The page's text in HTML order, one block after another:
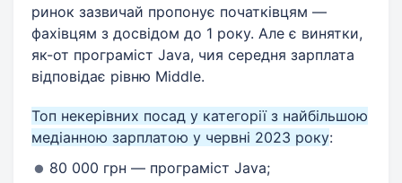
ринок зазвичай пропонує початківцям —
фахівцям з досвідом до 1 року. Але є винятки,
як-от програміст Java, чия середня зарплата
відповідає рівню Middle.
Топ некерівних посад у категорії з найбільшою
медіанною зарплатою у червні 2023 року:
80 000 грн — програміст Java;